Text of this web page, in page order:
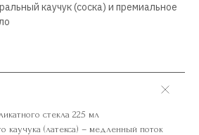
каучук (соска) и премиальное
стекла 225 мл
каучука (латекса) – медленный поток